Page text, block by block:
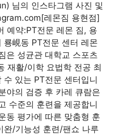
님의 인스타그램 사진 및
레몬짐 용현점]
예약:PT전문 레몬 짐, 용
룡峴동 PT전문 센터 레몬
은 성균관 대학교 스포츠
재활/이학 요법학 전공 최
있는 PT전문 센터입니
야의 검증 후 카레 큐람은
수준의 훈련을 제공합니
동 평가에 따른 맞춤형 훈
완/기능성 훈련/팬쇼 나루